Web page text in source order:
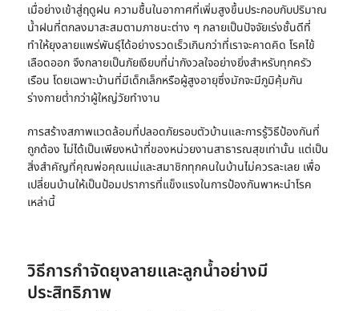
เมื่อย่างเข้าสู่ฤดูฝน ความชื้นในอากาศที่เพิ่มสูงขึ้นประกอบกับปริมาณ
น้ำฝนที่ตกลงมาสะสมตามภาชนะต่าง ๆ กลายเป็นปัจจัยเร่งชั้นดีที่
ทำให้ยุงลายแพร่พันธุ์ได้อย่างรวดเร็วเกินกว่าที่เราจะคาดคิด โรคไข้
เลือดออกจึงกลายเป็นภัยเงียบที่น่ากังวลใจอย่างยิ่งสำหรับทุกครัว
เรือน โดยเฉพาะบ้านที่มีเด็กเล็กหรือผู้สูงอายุซึ่งมักจะมีภูมิคุ้มกัน
ร่างกายต่ำกว่าผู้ใหญ่วัยทำงาน
การสร้างสภาพแวดล้อมที่ปลอดภัยรอบตัวบ้านและการรู้วิธีป้องกันที่
ถูกต้อง ไม่ได้เป็นเพียงหน้าที่ของหน่วยงานสาธารณสุขเท่านั้น แต่เป็น
สิ่งสำคัญที่คุณพ่อคุณแม่และสมาชิกทุกคนในบ้านไม่ควรละเลย เพื่อ
เปลี่ยนบ้านให้เป็นป้อมปราการที่แข็งแรงในการป้องกันพาหะนำโรค
เหล่านี้
วิธีการกำจัดยุงลายและลูกน้ำอย่างมี
ประสิทธิภาพ